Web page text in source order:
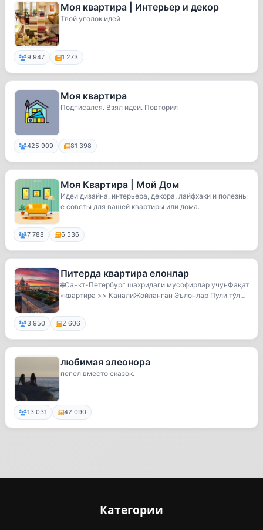
Моя квартира | Интерьер и декор
Твой уголок идей
9 947 1 273
Моя квартира
Подписался. Взял идеи. Повторил
425 909 81 398
Моя Квартира | Мой Дом
Идеи дизайна, интерьера, декора, лайфхаки и полезны
е советы для вашей квартиры или дома.
7 788 6 536
Питерда квартира елонлар
🌐Санкт-Петербург шахридаги мусофирлар учунФақат
«квартира >> КаналиЖойланган Эълонлар Пули тўлан
3 950 2 606
любимая элеонора
пепел вместо сказок.
13 031 42 090
Категории